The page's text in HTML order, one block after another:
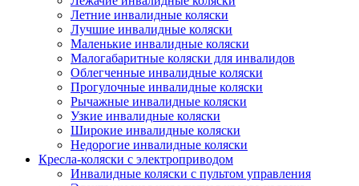
Летние инвалидные коляски
Лучшие инвалидные коляски
Маленькие инвалидные коляски
Малогабаритные коляски для инвалидов
Облегченные инвалидные коляски
Прогулочные инвалидные коляски
Рычажные инвалидные коляски
Узкие инвалидные коляски
Широкие инвалидные коляски
Недорогие инвалидные коляски
Кресла-коляски с электроприводом
Инвалидные коляски с пультом управления